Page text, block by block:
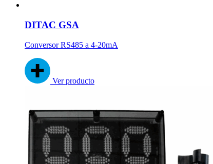
DITAC GSA
Conversor RS485 a 4-20mA
Ver producto